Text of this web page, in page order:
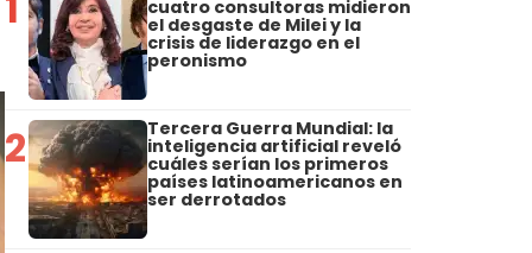
cuatro consultoras midieron
el desgaste de Milei y la
crisis de liderazgo en el
peronismo
2 Tercera Guerra Mundial: la
inteligencia artificial reveló
cuáles serían los primeros
países latinoamericanos en
ser derrotados